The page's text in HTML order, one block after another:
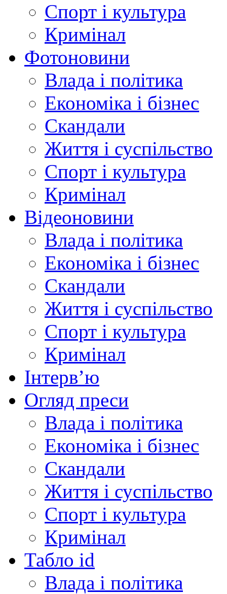
Спорт і культура
Кримінал
Фотоновини
Влада і політика
Економіка і бізнес
Скандали
Життя і суспільство
Спорт і культура
Кримінал
Відеоновини
Влада і політика
Економіка і бізнес
Скандали
Життя і суспільство
Спорт і культура
Кримінал
Інтерв’ю
Огляд преси
Влада і політика
Економіка і бізнес
Скандали
Життя і суспільство
Спорт і культура
Кримінал
Табло id
Влада і політика